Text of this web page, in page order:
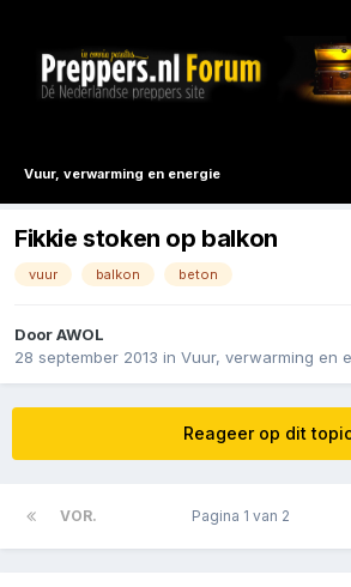
Vuur, verwarming en energie
Fikkie stoken op balkon
vuur balkon beton
DoorAWOL
28 september 2013 in Vuur, verwarming en
Reageer op dit
VOR. Pagina 1 van 2